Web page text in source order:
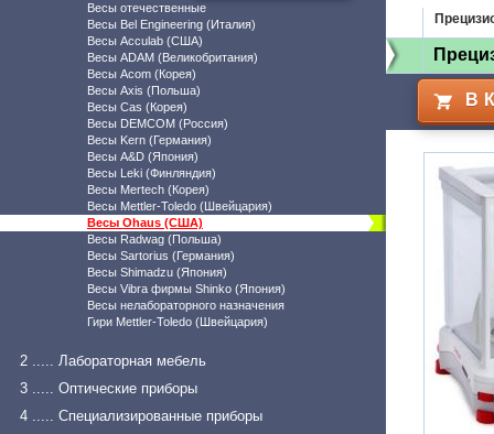
Весы отечественные
Весы Bel Engineering (Италия)
Весы Acculab (США)
Весы ADAM (Великобритания)
Весы Acom (Корея)
Весы Axis (Польша)
Весы Cas (Корея)
Весы DEMCOM (Россия)
Весы Kern (Германия)
Весы A&D (Япония)
Весы Leki (Финляндия)
Весы Mertech (Корея)
Весы Mettler-Toledo (Швейцария)
Весы Ohaus (США)
Весы Radwag (Польша)
Весы Sartorius (Германия)
Весы Shimadzu (Япония)
Весы Vibra фирмы Shinko (Япония)
Весы нелабораторного назначения
Гири Mettler-Toledo (Швейцария)
2 ..... Лабораторная мебель
3 ..... Оптические приборы
4 ..... Специализированные приборы
В